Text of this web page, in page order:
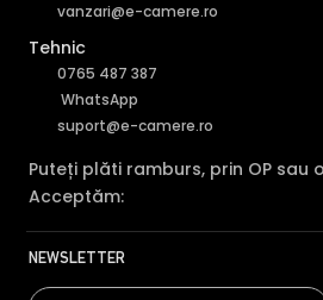
vanzari@e-camere.ro
Tehnic
0765 487 387
WhatsApp
suport@e-camere.ro
Puteți plăti ramburs, prin OP sau
Acceptăm:
NEWSLETTER